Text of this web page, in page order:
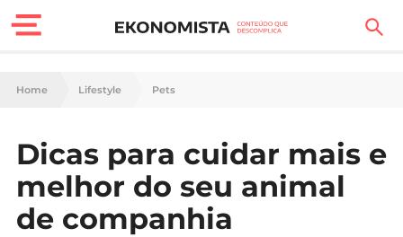
Finanças Pessoais
Carreira
Casa
Home Lifestyle Pets
Dicas para cuidar mais e
melhor do seu animal
de companhia